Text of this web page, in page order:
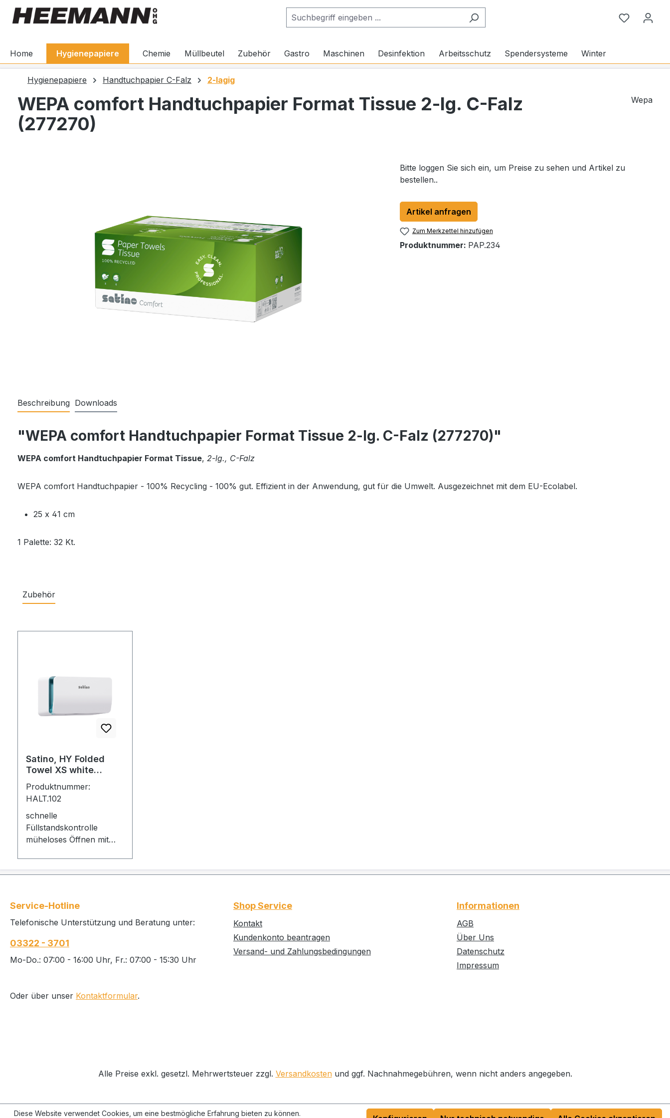
Zur Hauptnavigation springen
Du hast 0
Home Hygienepapiere Chemie Müllbeutel Zubehör Gastro Maschinen Desinfektion Arbeitsschutz Spendersysteme Winter
Hygienepapiere Handtuchpapier C-Falz 2-lagig
WEPA comfort Handtuchpapier Format Tissue 2-lg. C-Falz
(277270)
Wepa
Bitte loggen Sie sich ein, um Preise zu sehen und Artikel zu
bestellen..
Artikel anfragen
Zum Merkzettel hinzufügen
Produktnummer: PAP.234
Beschreibung Downloads
"WEPA comfort Handtuchpapier Format Tissue 2-lg. C-Falz (277270)"
WEPA comfort Handtuchpapier Format Tissue, 2-lg., C-Falz
WEPA comfort Handtuchpapier - 100% Recycling - 100% gut. Effizient in der Anwendung, gut für die Umwelt. Ausgezeichnet mit dem EU-Ecolabel.
25 x 41 cm
1 Palette: 32 Kt.
Zubehör
Satino, HY Folded
Towel XS white
Produktnummer:
HALT.102
schnelle
Füllstandskontrolle
müheloses Öffnen mit
integriertem Türstopper
Permanentschloss Satino
Montageplatte mit
in Schwarz und Weiß
erhältlich
Service-Hotline
Telefonische Unterstützung und Beratung unter:
03322 - 3701
Mo-Do.: 07:00 - 16:00 Uhr, Fr.: 07:00 - 15:30 Uhr
Oder über unser Kontaktformular.
Shop Service
Kontakt
Kundenkonto beantragen
Versand- und Zahlungsbedingungen
Informationen
AGB
Über Uns
Datenschutz
Impressum
Alle Preise exkl. gesetzl. Mehrwertsteuer zzgl. Versandkostenund ggf. Nachnahmegebühren, wenn nicht anders angegeben.
Diese Website verwendet Cookies, um eine bestmögliche Erfahrung bieten zu können.